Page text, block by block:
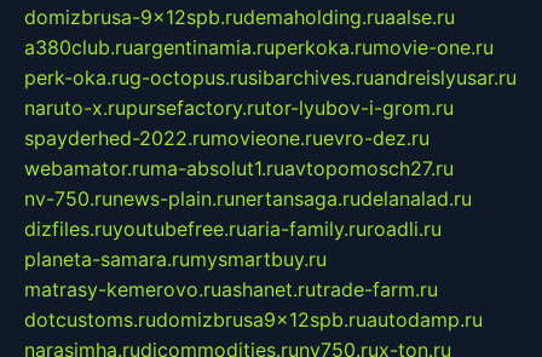
domizbrusa-9x12spb.rudemaholding.ruaalse.ru
a380club.ruargentinamia.ruperkoka.rumovie-one.ru
perk-oka.rug-octopus.rusibarchives.ruandreislyusar.ru
naruto-x.rupursefactory.rutor-lyubov-i-grom.ru
spayderhed-2022.rumovieone.ruevro-dez.ru
webamator.ruma-absolut1.ruavtopomosch27.ru
nv-750.runews-plain.runertansaga.rudelanalad.ru
dizfiles.ruyoutubefree.ruaria-family.ruroadli.ru
planeta-samara.rumysmartbuy.ru
matrasy-kemerovo.ruashanet.rutrade-farm.ru
dotcustoms.rudomizbrusa9x12spb.ruautodamp.ru
narasimha.rudjcommodities.runv750.rux-ton.ru